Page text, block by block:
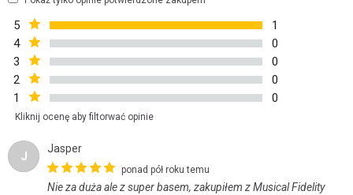
5
1
4
0
3
0
2
0
1
0
Kliknij ocenę aby filtorwać opinie
J
Jasper
ponad pół roku temu
Nie za duża ale z super basem, zakupiłem z Musical Fidelity